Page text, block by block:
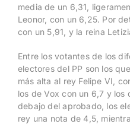
media de un 6,31,
Leonor, con un 6,25. Por
con un 5,91, y la reina
Entre los votantes de los
electores del PP son los
más alta al rey Felipe VI,
los de Vox con un 6,7 y los
debajo del aprobado, los
rey una nota de 4,5,